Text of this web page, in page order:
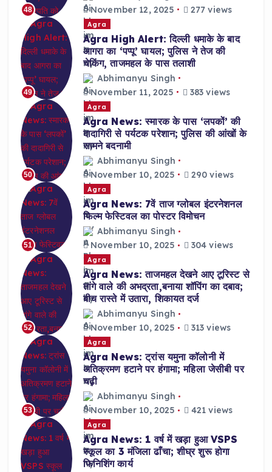
48
November 12, 2025
277 views
49
Agra
Agra High Alert: दिल्ली धमाके के बाद
आगरा का ‘पप्पू’ घायल; पुलिस ने तेज की
चेकिंग, ताजमहल के पास तलाशी
Abhimanyu Singh
November 11, 2025
383 views
50
Agra
Agra News: स्मारक के पास ‘लपकों’ की
दादागिरी से पर्यटक परेशान; पुलिस की आंखों के
सामने बदनामी
Abhimanyu Singh
November 10, 2025
290 views
51
Agra
Agra News: 7वें ताज ग्लोबल इंटरनेशनल
फिल्म फेस्टिवल का पोस्टर विमोचन
Abhimanyu Singh
November 10, 2025
304 views
52
Agra
Agra News: ताजमहल देखने आए टूरिस्ट से
तांगे वाले की अभद्रता,बनाया शॉपिंग का दबाव;
बीच रास्ते में उतारा, शिकायत दर्ज
Abhimanyu Singh
November 10, 2025
313 views
53
Agra
Agra News: ट्रांस यमुना कॉलोनी में
अतिक्रमण हटाने पर हंगामा; महिला जेसीबी पर
चढ़ी
Abhimanyu Singh
November 10, 2025
421 views
Agra
Agra News: 1 वर्ष में खड़ा हुआ VSPS
स्कूल का 3 मंजिला ढाँचा; शीघ्र शुरू होगा
फिनिशिंग कार्य